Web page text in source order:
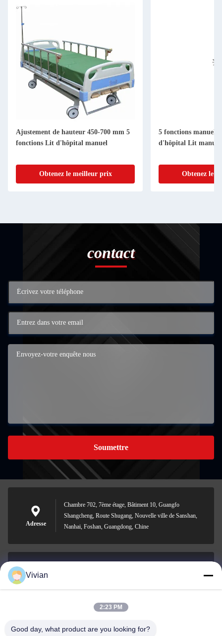
Ajustement de hauteur 450-700 mm 5
fonctions Lit d'hôpital manuel
Obtenez le meilleur prix
5 fonctions
d'hôpital Lit
Obtenez le
contact
Soumettre
Adresse
Chambre 702, 7ème étage, Bâtiment 10, Guangfo
Shangcheng, Route Shugang, Nouvelle ville de Sanshan,
Nanhai, Foshan, Guangdong, Chine
0086-158-1879-0524
Vivian
2:23 PM
Good day, what product are you looking for?